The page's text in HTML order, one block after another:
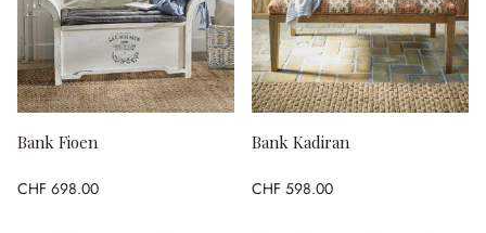
Bank Fioen
CHF 698.00
Bank Kadiran
CHF 598.00